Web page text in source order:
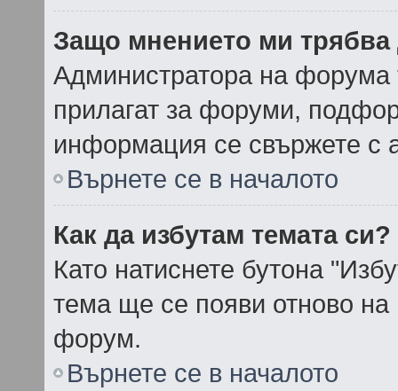
Защо мнението ми
Администратора на форума
прилагат за форуми,
информация се свържете с
Върнете се в началото
Как да избутам темата си?
Като натиснете бутона
тема ще се появи отново на
форум.
Върнете се в началото